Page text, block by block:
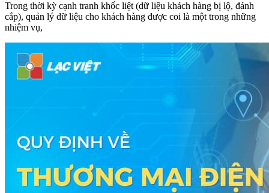
Trong thời kỳ cạnh tranh khốc liệt (dữ liệu khách hàng bị lộ, đánh
cắp), quản lý dữ liệu cho khách hàng được coi là một trong những
nhiệm vụ,